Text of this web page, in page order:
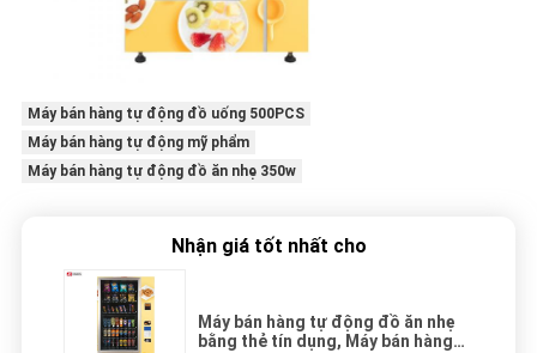
Máy bán hàng tự động đồ uống 500PCS
Máy bán hàng tự động mỹ phẩm
Máy bán hàng tự động đồ ăn nhẹ 350w
Nhận giá tốt nhất cho
Máy bán hàng tự động đồ ăn nhẹ
bằng thẻ tín dụng, Máy bán hàng